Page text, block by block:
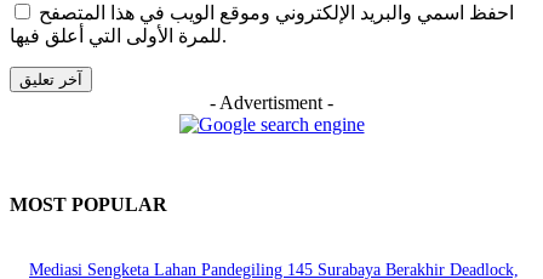
احفظ اسمي والبريد الإلكتروني وموقع الويب في هذا المتصفح
للمرة الأولى التي أعلق فيها.
- Advertisment -
MOST POPULAR
Mediasi Sengketa Lahan Pandegiling 145 Surabaya Berakhir Deadlock,